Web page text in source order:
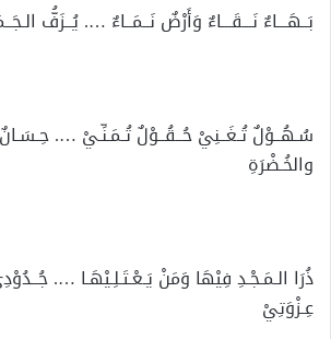
بَــهَـــاءٌ نَـــقَـــاءٌ وَأَرْضٌ نَــمَــاءٌ …. يُــزَفُّ
سُـهُــوْلٌ تُـغَــنِيْ حُــقُــوْلٌ تُـمَـنِّـيْ ….
والخُـضْرَةِ
ذُرَا الـمَـجْـدِ فِيْهَا وَمَنْ يَـعْـتَـلِـيْهَـا ….
عِـزْوَتِيْ